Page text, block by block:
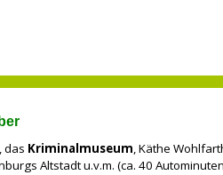
, das Kriminalmuseum, Käthe
Altstadt u.v.m. (ca. 40